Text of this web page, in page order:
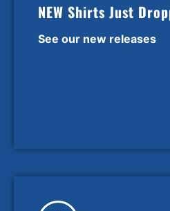
NEW Shirts Just
See our new releases